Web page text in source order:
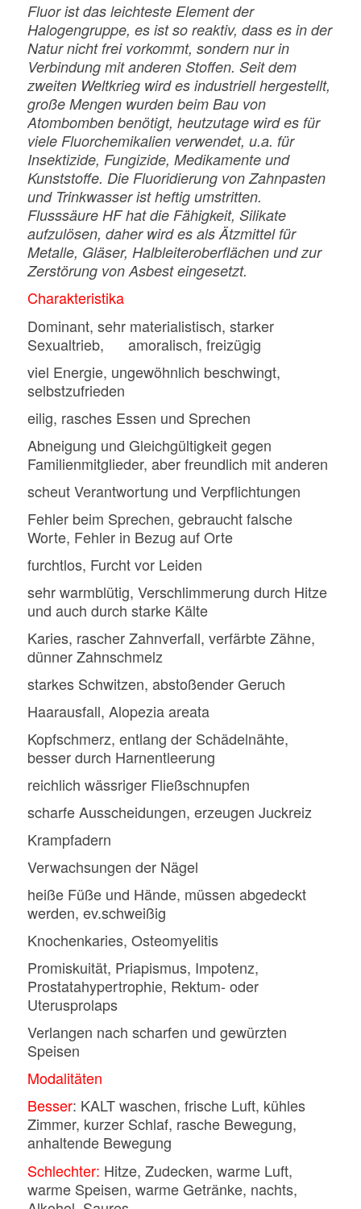
Fluor ist das leichteste Element der
Halogengruppe, es ist so reaktiv, dass es in der
Natur nicht frei vorkommt, sondern nur in
Verbindung mit anderen Stoffen. Seit dem
zweiten Weltkrieg wird es industriell hergestellt,
große Mengen wurden beim Bau von
Atombomben benötigt, heutzutage wird es für
viele Fluorchemikalien verwendet, u.a. für
Insektizide, Fungizide, Medikamente und
Kunststoffe. Die Fluoridierung von Zahnpasten
und Trinkwasser ist heftig umstritten.
Flusssäure HF hat die Fähigkeit, Silikate
aufzulösen, daher wird es als Ätzmittel für
Metalle, Gläser, Halbleiteroberflächen und zur
Zerstörung von Asbest eingesetzt.
Charakteristika
Dominant, sehr materialistisch, starker
Sexualtrieb, amoralisch, freizügig
viel Energie, ungewöhnlich beschwingt,
selbstzufrieden
eilig, rasches Essen und Sprechen
Abneigung und Gleichgültigkeit gegen
Familienmitglieder, aber freundlich mit anderen
scheut Verantwortung und Verpflichtungen
Fehler beim Sprechen, gebraucht falsche
Worte, Fehler in Bezug auf Orte
furchtlos, Furcht vor Leiden
sehr warmblütig, Verschlimmerung durch Hitze
und auch durch starke Kälte
Karies, rascher Zahnverfall, verfärbte Zähne,
dünner Zahnschmelz
starkes Schwitzen, abstoßender Geruch
Haarausfall, Alopezia areata
Kopfschmerz, entlang der Schädelnähte,
besser durch Harnentleerung
reichlich wässriger Fließschnupfen
scharfe Ausscheidungen, erzeugen Juckreiz
Krampfadern
Verwachsungen der Nägel
heiße Füße und Hände, müssen abgedeckt
werden, ev.schweißig
Knochenkaries, Osteomyelitis
Promiskuität, Priapismus, Impotenz,
Prostatahypertrophie, Rektum- oder
Uterusprolaps
Verlangen nach scharfen und gewürzten
Speisen
Modalitäten
Besser: KALT waschen, frische Luft, kühles
Zimmer, kurzer Schlaf, rasche Bewegung,
anhaltende Bewegung
Schlechter: Hitze, Zudecken, warme Luft,
warme Speisen, warme Getränke, nachts,